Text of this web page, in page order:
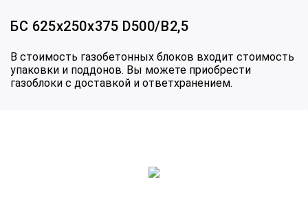
БС 625х250х375 D500/В2,5
В стоимость газобетонных блоков входит стоимость
упаковки и поддонов. Вы можете приобрести
газоблоки с доставкой и ответхранением.